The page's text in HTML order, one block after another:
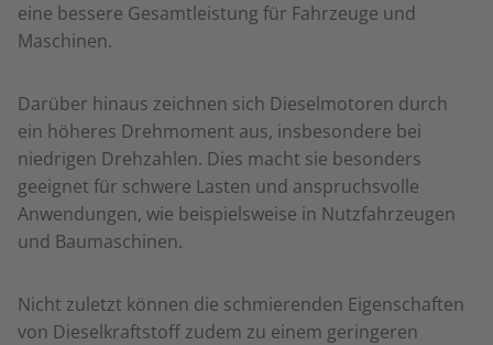
eine bessere Gesamtleistung für Fahrzeuge und
Maschinen.
Darüber hinaus zeichnen sich Dieselmotoren durch
ein höheres Drehmoment aus, insbesondere bei
niedrigen Drehzahlen. Dies macht sie besonders
geeignet für schwere Lasten und anspruchsvolle
Anwendungen, wie beispielsweise in Nutzfahrzeugen
und Baumaschinen.
Nicht zuletzt können die schmierenden Eigenschaften
von Dieselkraftstoff zudem zu einem geringeren